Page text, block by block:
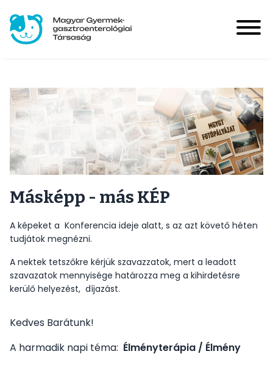
tartalomra
account
menu
Bejelentkezés
Main
navigation
Hírek
HUPIR
Tagoknak
A Társaságról
Kép
Másképp - más KÉP
A képeket a Konferencia ideje alatt, s az azt követő héten
tudjátok megnézni.
A nektek tetszőkre kérjük szavazzatok, mert a leadott
szavazatok mennyisége határozza meg a kihirdetésre
kerülő helyezést, díjazást.
Kedves Barátunk!
A harmadik napi téma: Élményterápia / Élmény